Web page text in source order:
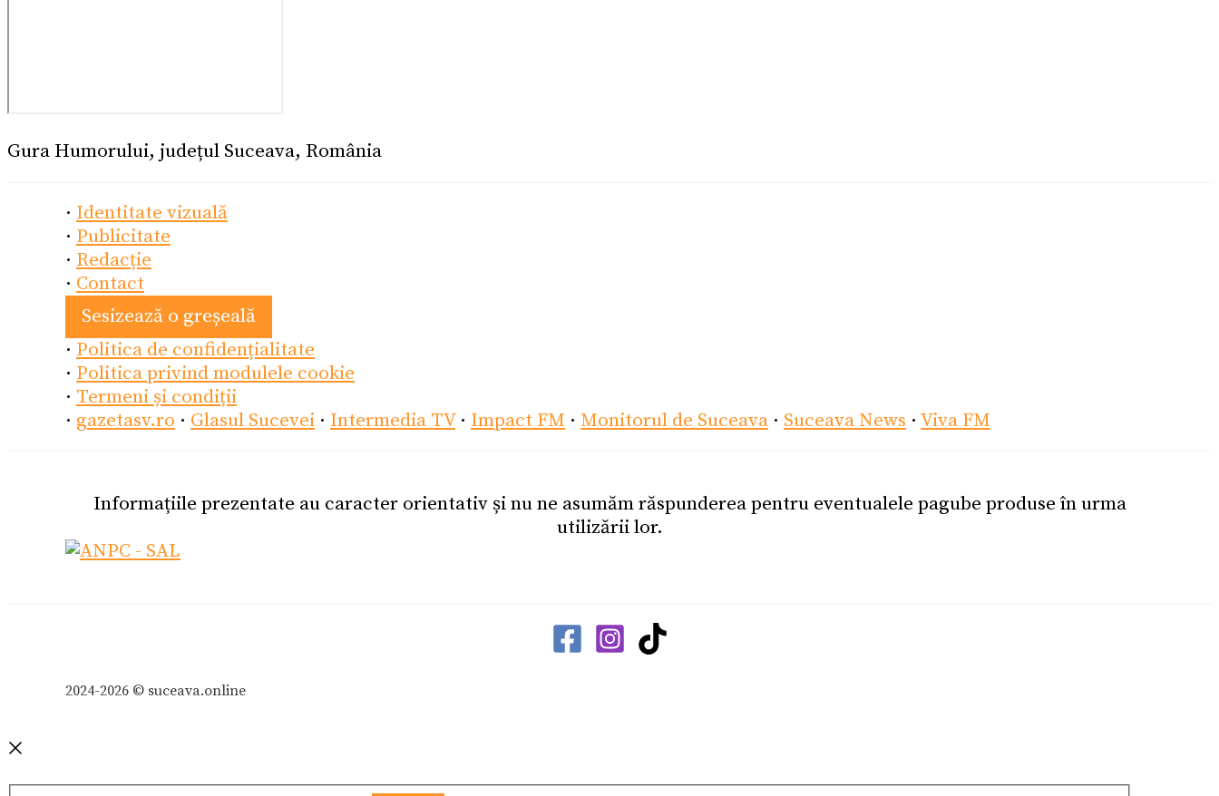
Gura Humorului, județul Suceava, România
· Identitate vizuală
· Publicitate
· Redacție
· Contact
Sesizează o greșeală
· Politica de confidențialitate
· Politica privind modulele cookie
· Termeni și condiții
· gazetasv.ro · Glasul Sucevei · Intermedia TV· Impact FM · Monitorul de Suceava · Suceava News · Viva FM
Informațiile prezentate au caracter orientativ și nu ne asumăm răspunderea pentru eventualele pagube produse în urma
utilizării lor.
2024-2026 © suceava.online